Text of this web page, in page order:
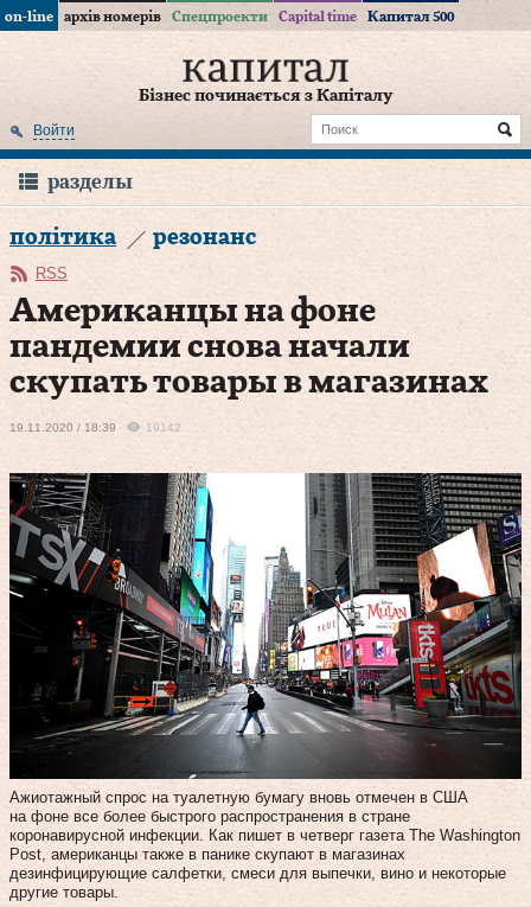
on-line архів номерів Спецпроекти Capital time Капитал 500
Бізнес починається з Капіталу
Войти
разделы
політика резонанс
RSS
Американцы на фоне
пандемии снова начали
скупать товары в магазинах
19.11.2020 / 18:39 19142
Ажиотажный спрос на туалетную бумагу вновь отмечен в США
на фоне все более быстрого распространения в стране
коронавирусной инфекции. Как пишет в четверг газета The Washington
Post, американцы также в панике скупают в магазинах
дезинфицирующие салфетки, смеси для выпечки, вино и некоторые
другие товары.